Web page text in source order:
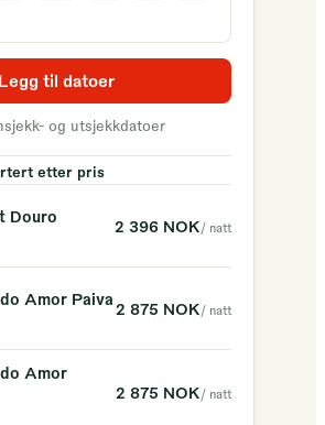
Legg til datoer
og utsjekkdatoer
etter pris
Douro
2 396 NOK/ natt
Amor Paiva
2 875 NOK/ natt
Amor
2 875 NOK/ natt